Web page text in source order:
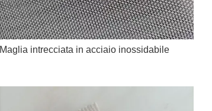
Maglia intrecciata in acciaio inossidabile